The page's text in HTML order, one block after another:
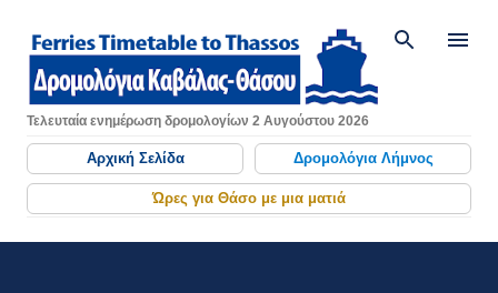
Μετάβαση στο κύριο
Τελευταία ενημέρωση δρομολογίων 2 Αυγούστου 2026
Αρχική Σελίδα Δρομολόγια Λήμνος
Ώρες για Θάσο με μια ματιά